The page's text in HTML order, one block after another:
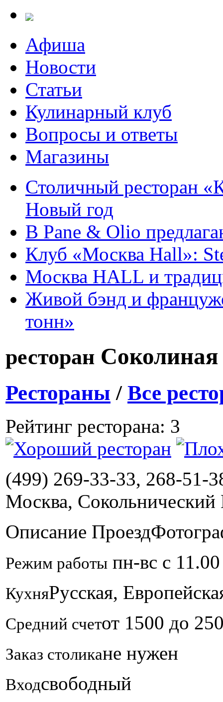
Афиша
Новости
Статьи
Кулинарный клуб
Вопросы и ответы
Магазины
Столичный ресторан
Новый год
В Pane & Olio
Клуб «Москва Hall»:
Москва HALL и
Живой бэнд и
тонн»
ресторан Соколиная
Рестораны / Все
Рейтинг ресторана: 3
(499) 269-33-33, 268-51-
Москва, Сокольнический
Описание Проезд
Режим работы пн-вс с
КухняРусская,
Средний счетот 1500 до
Заказ столикане нужен
Входсвободный